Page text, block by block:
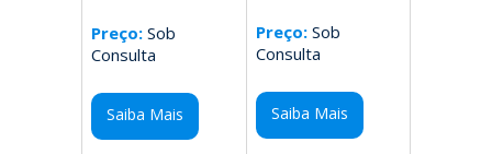
Preço: Sob
Consulta
Saiba Mais
Preço:Sob
Consulta
Saiba Mais